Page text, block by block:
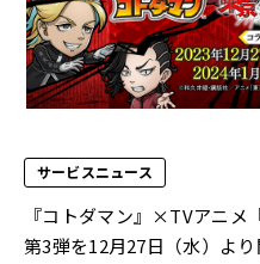
サービスニュース
『コトダマン』×TVアニメ
第3弾を12月27日（水）より